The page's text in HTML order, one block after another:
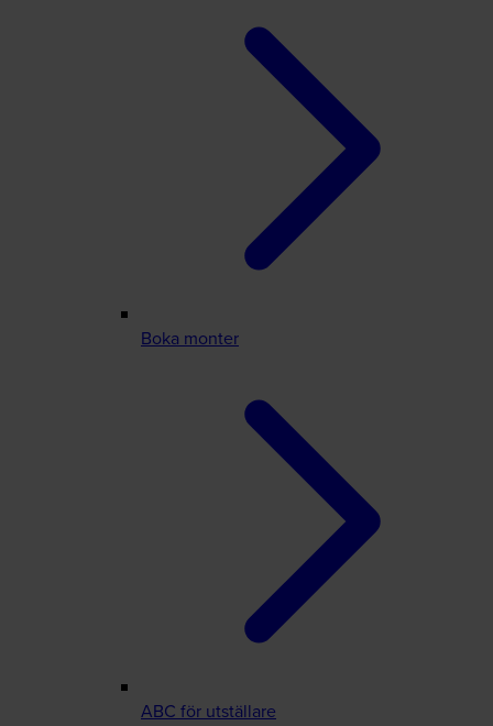
Boka monter
ABC för utställare